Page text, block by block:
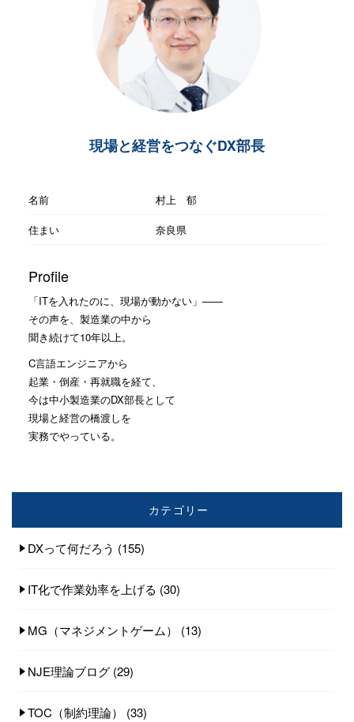
現場と経営をつなぐDX部長
名前
村上 郁
住まい
奈良県
Profile
「ITを入れたのに、現場が動かない」——
その声を、製造業の中から
聞き続けて10年以上。
C言語エンジニアから
起業・倒産・再就職を経て、
今は中小製造業のDX部長として
現場と経営の橋渡しを
実務でやっている。
カテゴリー
DXって何だろう (155)
IT化で作業効率を上げる (30)
MG（マネジメントゲーム） (13)
NJE理論ブログ (29)
TOC（制約理論） (33)